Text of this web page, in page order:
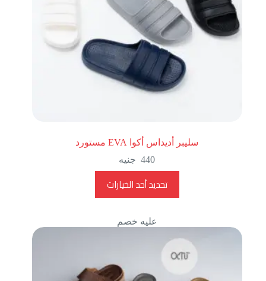
سليبر أديداس أكوا EVA مستورد
440 جنيه
تحديد أحد الخيارات
عليه خصم